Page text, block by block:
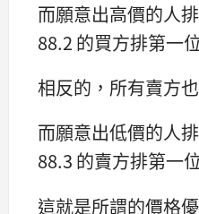
而願意出高價的人
88.2 的買方排第一
相反的，所有賣方
而願意出低價的人
88.3 的賣方排第一
這就是所謂的價格